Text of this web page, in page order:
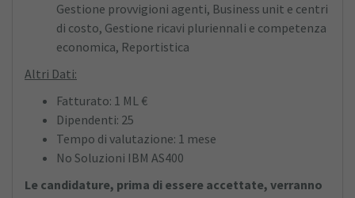
Gestione provvigioni agenti, Business unit e centri
di costo, Gestione ricavi pluriennali e competenza
economica, Reportistica
Altri Dati:
Fatturato: 1 ML €
Dipendenti: 25
Tempo di valutazione: 1 mese
No Soluzioni IBM AS400
Le candidature, prima di essere accettate, verranno